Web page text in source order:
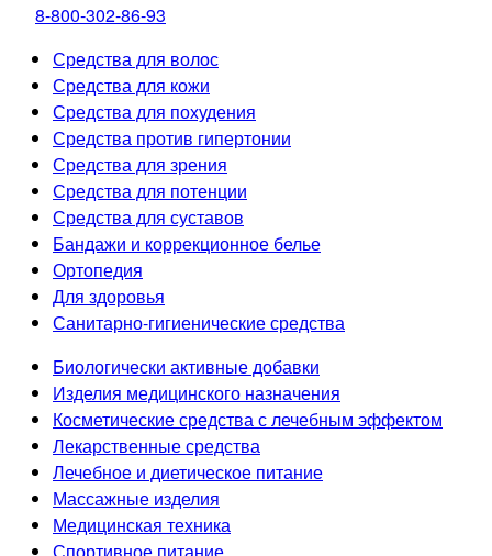
8-800-302-86-93
Средства для волос
Средства для кожи
Средства для похудения
Средства против гипертонии
Средства для зрения
Средства для потенции
Средства для суставов
Бандажи и коррекционное белье
Ортопедия
Для здоровья
Санитарно-гигиенические средства
Биологически активные добавки
Изделия медицинского назначения
Косметические средства с лечебным эффектом
Лекарственные средства
Лечебное и диетическое питание
Массажные изделия
Медицинская техника
Спортивное питание